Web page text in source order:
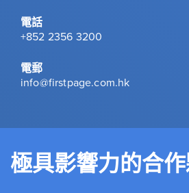
電話
+852 2356 3200
電郵
info@firstpage.com.hk
極具影響力的合